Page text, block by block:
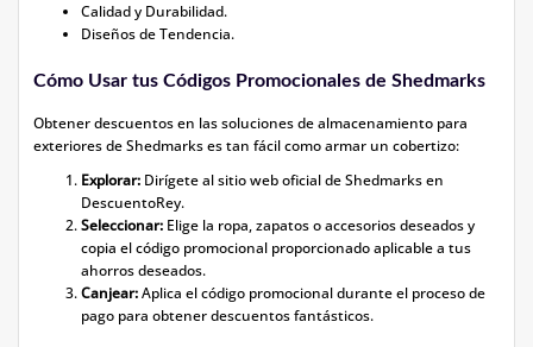
Calidad y Durabilidad.
Diseños de Tendencia.
Cómo Usar tus Códigos Promocionales de Shedmarks
Obtener descuentos en las soluciones de almacenamiento para
exteriores de Shedmarks es tan fácil como armar un cobertizo:
Explorar: Dirígete al sitio web oficial de Shedmarks en
DescuentoRey.
Seleccionar: Elige la ropa, zapatos o accesorios deseados y
copia el código promocional proporcionado aplicable a tus
ahorros deseados.
Canjear:Aplica el código promocional durante el proceso de
pago para obtener descuentos fantásticos.